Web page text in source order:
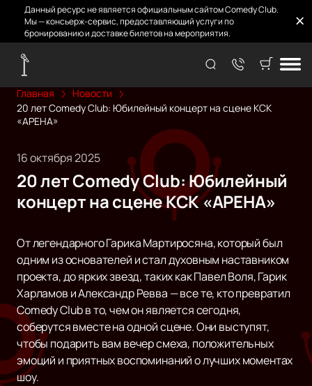
Данный ресурс не является официальным сайтом Comedy Club.
Мы — консьерж-сервис, предоставляющий услуги по
бронированию и доставке билетов на мероприятия.
Главная
Новости
20 лет Comedy Club: Юбилейный концерт на сцене КСК
«АРЕНА»
16 октября 2025
20 лет Comedy Club: Юбилейный
концерт на сцене КСК «АРЕНА»
От легендарного Гарика Мартиросяна, который был
одним из основателей и стал духовным наставником
проекта, до ярких звезд, таких как Павел Воля, Гарик
Харламов и Александр Ревва — все те, кто превратил
Comedy Club в то, чем он является сегодня,
соберутся вместе на одной сцене. Они выступят,
чтобы подарить вам вечер смеха, положительных
эмоций и приятных воспоминаний о лучших моментах
шоу.